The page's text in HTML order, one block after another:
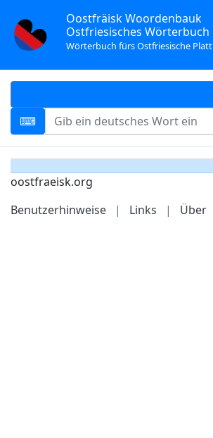
Oostfräisk Woordenbauk
Ostfriesisches Wörterbuch
Wörterbuch fürs Ostfriesische Platt
oostfraeisk.org
Benutzerhinweise
| Links | Über